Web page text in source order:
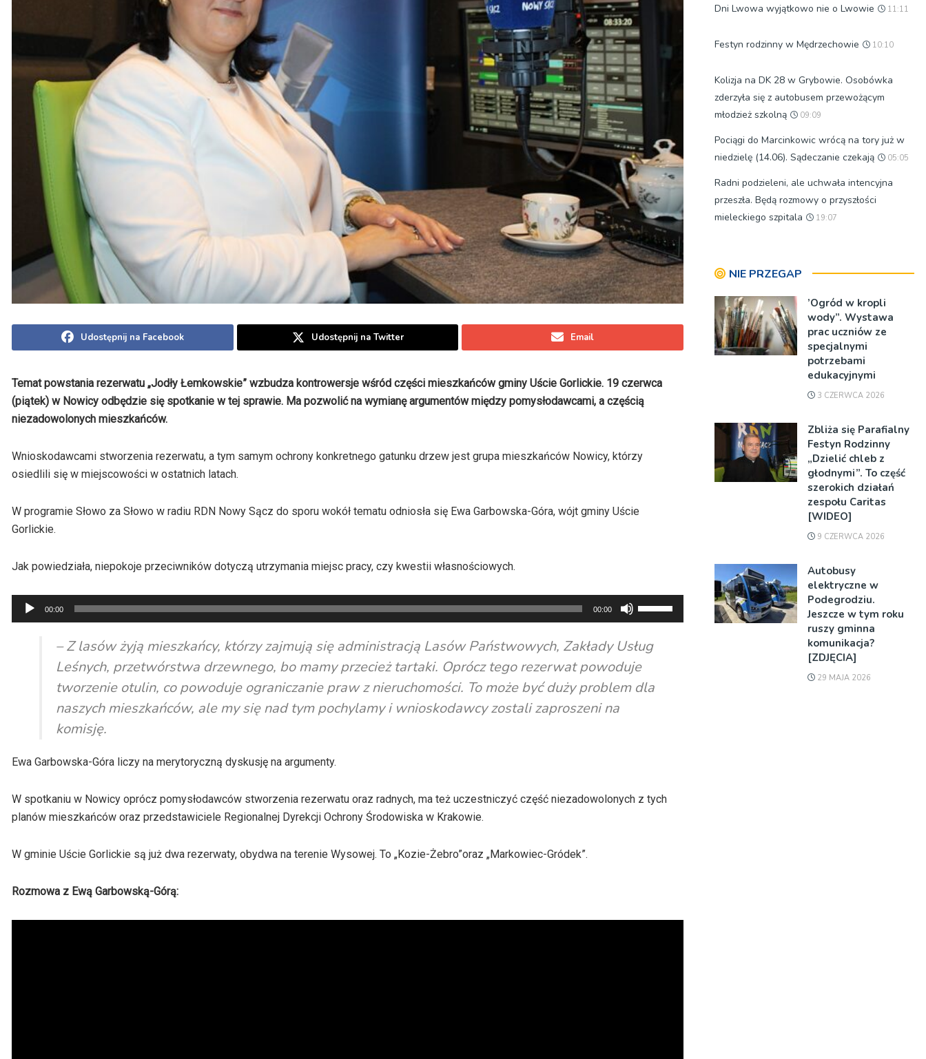
Udostępnij na Facebook Udostępnij na Twitter Email
Temat powstania rezerwatu „Jodły Łemkowskie” wzbudza kontrowersje wśród części mieszkańców gminy Uście Gorlickie. 19 czerwca
(piątek) w Nowicy odbędzie się spotkanie w tej sprawie. Ma pozwolić na wymianę argumentów między pomysłodawcami, a częścią
niezadowolonych mieszkańców.
Wnioskodawcami stworzenia rezerwatu, a tym samym ochrony konkretnego gatunku drzew jest grupa mieszkańców Nowicy, którzy
osiedlili się w miejscowości w ostatnich latach.
W programie Słowo za Słowo w radiu RDN Nowy Sącz do sporu wokół tematu odniosła się Ewa Garbowska-Góra, wójt gminy Uście
Gorlickie.
Jak powiedziała, niepokoje przeciwników dotyczą utrzymania miejsc pracy, czy kwestii własnościowych.
Odtwarzacz
plików
dźwiękowych
00:00 00:00
strzałek
do
góry
oraz
do
głośność.
– Z lasów żyją mieszkańcy, którzy zajmują się administracją Lasów Państwowych, Zakłady Usług
Leśnych, przetwórstwa drzewnego, bo mamy przecież tartaki. Oprócz tego rezerwat powoduje
tworzenie otulin, co powoduje ograniczanie praw z nieruchomości. To może być duży problem dla
naszych mieszkańców, ale my się nad tym pochylamy i wnioskodawcy zostali zaproszeni na
komisję.
Ewa Garbowska-Góra liczy na merytoryczną dyskusję na argumenty.
W spotkaniu w Nowicy oprócz pomysłodawców stworzenia rezerwatu oraz radnych, ma też uczestniczyć część niezadowolonych z tych
planów mieszkańców oraz przedstawiciele Regionalnej Dyrekcji Ochrony Środowiska w Krakowie.
W gminie Uście Gorlickie są już dwa rezerwaty, obydwa na terenie Wysowej. To „Kozie-Żebro”oraz „Markowiec-Gródek”.
Rozmowa z Ewą Garbowską-Górą:
Dni Lwowa wyjątkowo nie o Lwowie 11:11
Festyn rodzinny w Mędrzechowie 10:10
Kolizja na DK 28 w Grybowie. Osobówka
zderzyła się z autobusem przewożącym
młodzież szkolną
09:09
Pociągi do Marcinkowic wrócą na tory już w
niedzielę (14.06). Sądeczanie czekają
05:05
Radni podzieleni, ale uchwała intencyjna
przeszła. Będą rozmowy o przyszłości
mieleckiego szpitala
19:07
NIE PRZEGAP
’Ogród w kropli
wody”. Wystawa
prac uczniów ze
specjalnymi
potrzebami
edukacyjnymi
3 CZERWCA 2026
Zbliża się Parafialny
Festyn Rodzinny
„Dzielić chleb z
głodnymi”. To część
szerokich działań
zespołu Caritas
[WIDEO]
9 CZERWCA 2026
Autobusy
elektryczne w
Podegrodziu.
Jeszcze w tym roku
ruszy gminna
komunikacja?
[ZDJĘCIA]
29 MAJA 2026